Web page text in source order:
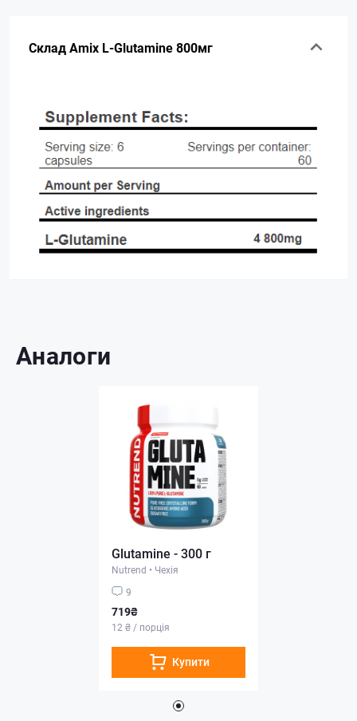
Склад Amix L-Glutamine 800мг
Аналоги
Glutamine - 300 г
Nutrend • Чехія
9
719₴
12 ₴ / порція
Купити